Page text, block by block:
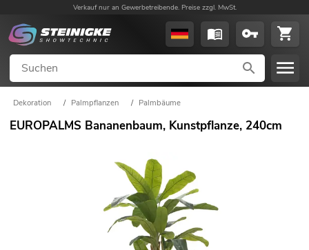
Verkauf nur an Gewerbetreibende. Preise zzgl. MwSt.
Dekoration / Palmpflanzen / Palmbäume
EUROPALMS Bananenbaum, Kunstpflanze, 240cm